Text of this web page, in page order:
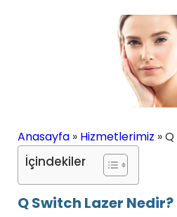
Anasayfa » Hizmetlerimiz »
İçindekiler
Q Switch Lazer Nedir?